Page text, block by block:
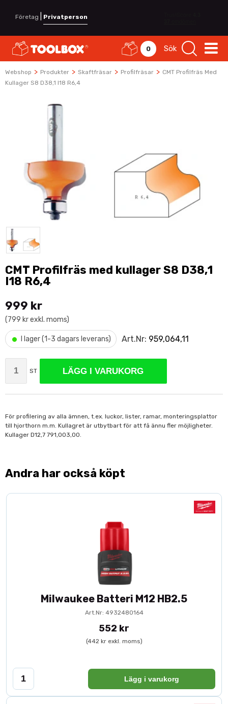
Företag Privatperson
0 Sök
Webshop > Produkter > Skaftfräsar > Profilfräsar > CMT Profilfräs Med
Kullager S8 D38,1 I18 R6,4
CMT Profilfräs med kullager S8 D38,1
I18 R6,4
999 kr
(799 kr exkl. moms)
• I lager (1-3 dagars leverans) Art.Nr: 959,064,11
ST LÄGG I VARUKORG
För profilering av alla ämnen, t.ex. luckor, lister, ramar, monteringsplattor
till hjorthorn m.m. Kullagret är utbytbart för att få ännu fler möjligheter.
Kullager D12,7 791,003,00.
Andra har också köpt
Milwaukee Batteri M12 HB2.5
Art.Nr: 4932480164
552 kr
(442 kr exkl. moms)
Lägg i varukorg